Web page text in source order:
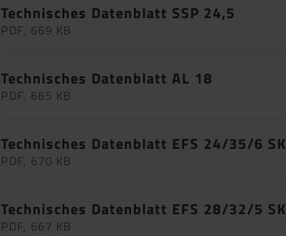
Technisches Datenblatt SSP 24,5
PDF, 669 KB
Technisches Datenblatt AL 18
PDF, 665 KB
Technisches Datenblatt EFS 24/35/6 SK
PDF, 670 KB
Technisches Datenblatt EFS 28/32/5 SK
PDF, 667 KB